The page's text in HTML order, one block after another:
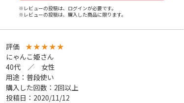
※レビューの投稿は、ログインが必要です。
※レビューの投稿は、購入した商品に限ります。
評価 ★★★★★
にゃんこ姫さん
40代 ／ 女性
用途：普段使い
購入した回数：2回以上
投稿日：2020/11/12